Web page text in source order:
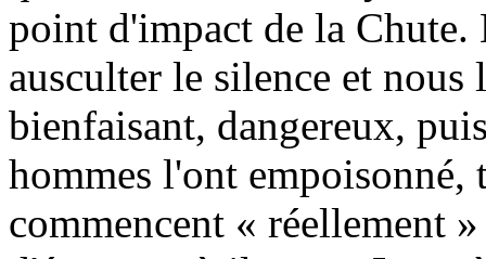
point d'impact de la Chute.
ausculter le silence et
bienfaisant, dangereux,
hommes l'ont empoisonné,
commencent « réellement